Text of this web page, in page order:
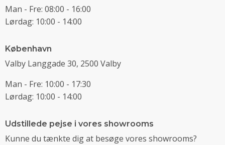
Man - Fre: 08:00 - 16:00
Lørdag: 10:00 - 14:00
København
Valby Langgade 30, 2500 Valby
Man - Fre: 10:00 - 17:30
Lørdag: 10:00 - 14:00
Udstillede pejse i vores showrooms
Kunne du tænkte dig at besøge vores showrooms?